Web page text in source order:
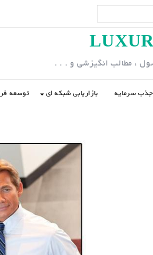
، مطالب انگیزشی و . . .
جذب سرمایه بازاریابی شبکه ای توسعه